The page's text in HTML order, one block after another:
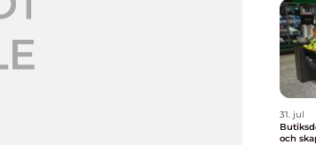
31. jul
och